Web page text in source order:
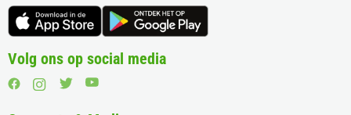
Volg ons op social media